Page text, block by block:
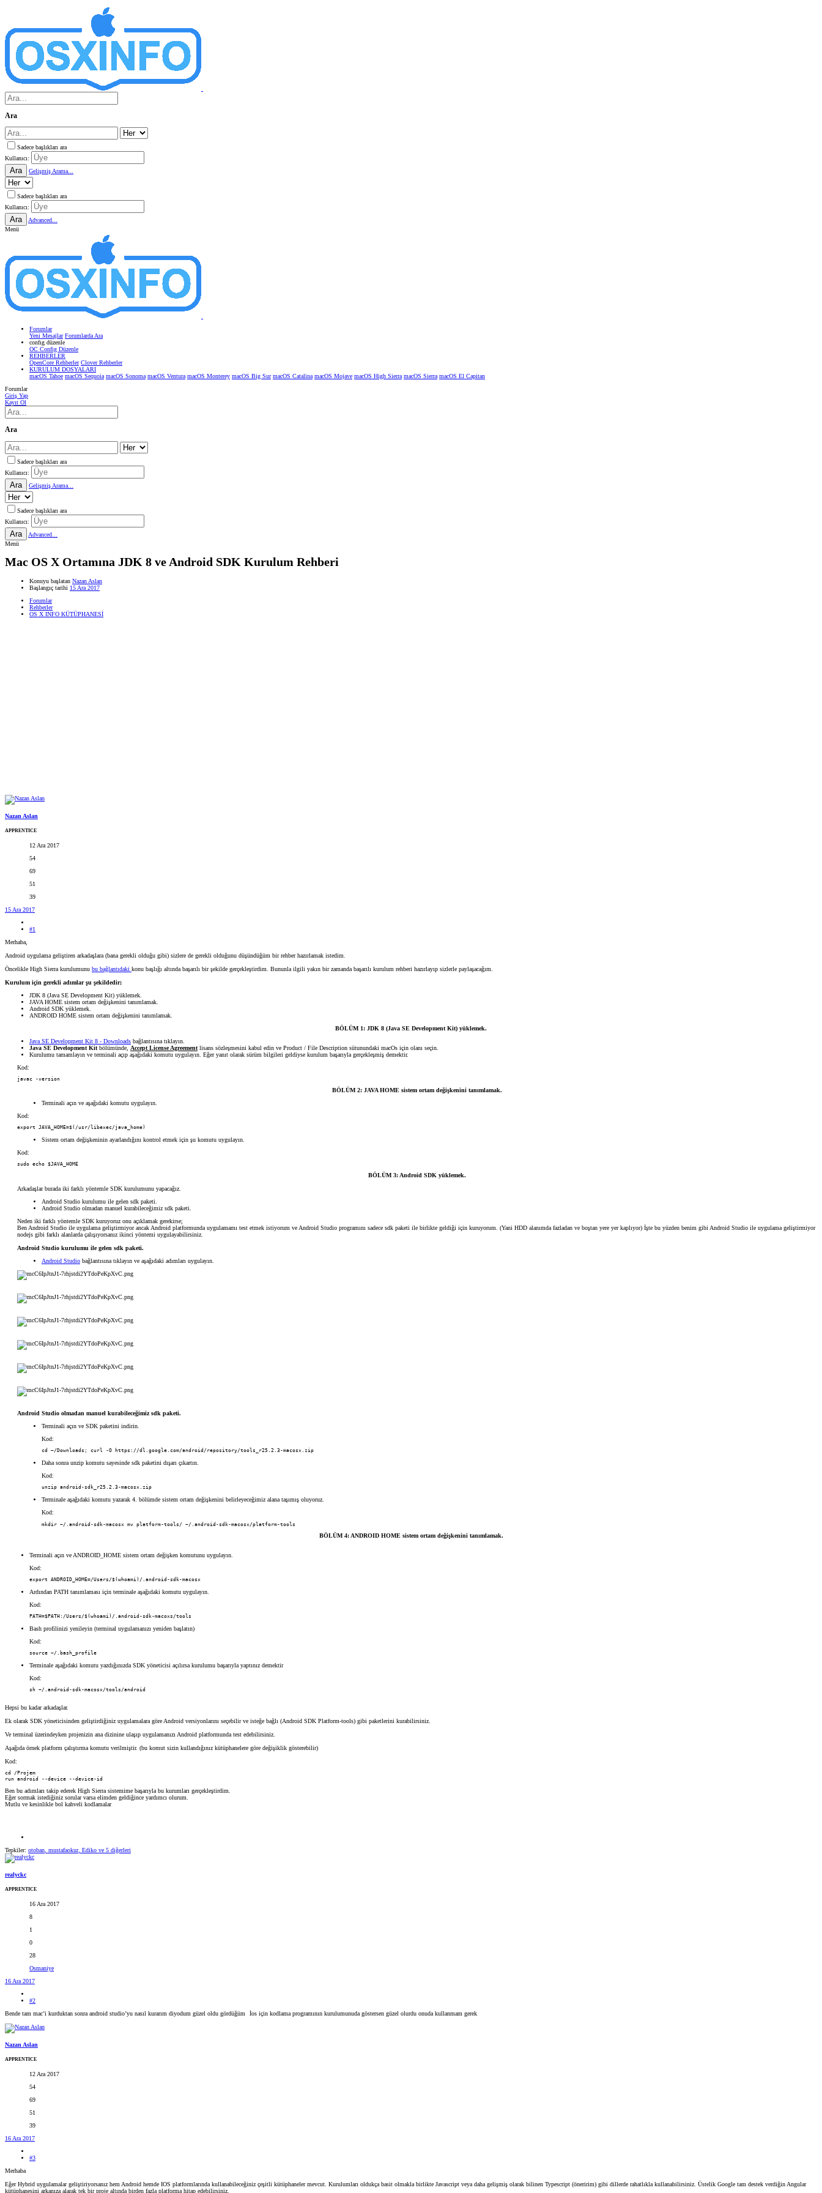
Ara
Sadece başlıkları ara
Kullanıcı:
Ara Gelişmiş Arama...
Sadece başlıkları ara
Kullanıcı:
Ara
Advanced...
Menü
Forumlar
Yeni Mesajlar Forumlarda Ara
confıg düzenle
OC Config Düzenle
REHBERLER
OpenCore Rehberler Clover Rehberler
KURULUM DOSYALARI
macOS Tahoe macOS Sequoia macOS Sonoma macOS Ventura macOS Monterey macOS Big Sur macOS Catalina macOS Mojave macOS High Sierra macOS Sierra macOS El Capitan
Forumlar
Giriş Yap
Kayıt Ol
Ara
Sadece başlıkları ara
Kullanıcı:
Ara Gelişmiş Arama...
Sadece başlıkları ara
Kullanıcı:
Ara
Advanced...
Menü
Mac OS X Ortamına JDK 8 ve Android SDK Kurulum Rehberi
Konuyu başlatan Nazan Aslan
Başlangıç tarihi 15 Ara 2017
Forumlar
Rehberler
OS X INFO KÜTÜPHANESİ
Nazan Aslan
APPRENTICE
12 Ara 2017
54
69
51
39
15 Ara 2017
#1
Merhaba,
Android uygulama geliştiren arkadaşlara (bana gerekli olduğu gibi) sizlere de gerekli olduğunu düşündüğüm bir rehber hazırlamak istedim.
Öncelikle High Sierra kurulumunu bu bağlantıdaki konu başlığı altında başarılı bir şekilde gerçekleştirdim. Bununla ilgili yakın bir zamanda başarılı kurulum rehberi hazırlayıp sizlerle paylaşacağım.
Kurulum için gerekli adımlar şu şekildedir;
JDK 8 (Java SE Development Kit) yüklemek.
JAVA HOME sistem ortam değişkenini tanımlamak.
Android SDK yüklemek.
ANDROID HOME sistem ortam değişkenini tanımlamak.
BÖLÜM 1: JDK 8 (Java SE Development Kit) yüklemek.
Java SE Development Kit 8 - Downloads bağlantısına tıklayın.
Java SE Development Kit bölümünde, Accept License Agreement lisans sözleşmesini kabul edin ve Product / File Description sütunundaki macOs için olanı seçin.
Kurulumu tamamlayın ve terminali açıp aşağıdaki komutu uygulayın. Eğer yanıt olarak sürüm bilgileri geldiyse kurulum başarıyla gerçekleşmiş demektir.
Kod:
javac -version
BÖLÜM 2: JAVA HOME sistem ortam değişkenini tanımlamak.
Terminali açın ve aşağıdaki komutu uygulayın.
Kod:
export JAVA_HOME=$(/usr/libexec/java_home)
Sistem ortam değişkeninin ayarlandığını kontrol etmek için şu komutu uygulayın.
Kod:
sudo echo $JAVA_HOME
BÖLÜM 3: Android SDK yüklemek.
Arkadaşlar burada iki farklı yöntemle SDK kurulumunu yapacağız.
Android Studio kurulumu ile gelen sdk paketi.
Android Studio olmadan manuel kurabileceğimiz sdk paketi.
Neden iki farklı yöntemle SDK kuruyoruz onu açıklamak gerekirse;
Ben Android Studio ile uygulama geliştirmiyor ancak Android platformunda uygulamamı test etmek istiyorum ve Android Studio programını sadece sdk paketi ile birlikte geldiği için kuruyorum. (Yani HDD alanımda fazladan ve boştan yere yer kaplıyor) İşte bu yüzden benim gibi Android Studio ile uygulama geliştirmiyor
nodejs gibi farklı alanlarda çalışıyorsanız ikinci yöntemi uygulayabilirsiniz.​
Android Studio kurulumu ile gelen sdk paketi.
Android Studio bağlantısına tıklayın ve aşağıdaki adımları uygulayın.
Android Studio olmadan manuel kurabileceğimiz sdk paketi.
Terminali açın ve SDK paketini indirin.
Kod:
cd ~/Downloads; curl -O https://dl.google.com/android/repository/tools_r25.2.3-macosx.zip
Daha sonra unzip komutu sayesinde sdk paketini dışarı çıkartın.
Kod:
unzip android-sdk_r25.2.3-macosx.zip
Terminale aşağıdaki komutu yazarak 4. bölümde sistem ortam değişkenini belirleyeceğimiz alana taşımış oluyoruz.
Kod:
mkdir ~/.android-sdk-macosx mv platform-tools/ ~/.android-sdk-macosx/platform-tools
BÖLÜM 4: ANDROID HOME sistem ortam değişkenini tanımlamak.
Terminali açın ve ANDROID_HOME sistem ortam değişken komutunu uygulayın.
Kod:
export ANDROID_HOME=/Users/$(whoami)/.android-sdk-macosx
Ardından PATH tanımlaması için terminale aşağıdaki komutu uygulayın.
Kod:
PATH=$PATH:/Users/$(whoami)/.android-sdk-macoxs/tools
Bash profilinizi yenileyin (terminal uygulamanızı yeniden başlatın)
Kod:
source ~/.bash_profile
Terminale aşağıdaki komutu yazdığınızda SDK yöneticisi açılırsa kurulumu başarıyla yaptınız demektir
Kod:
sh ~/.android-sdk-macosx/tools/android
Hepsi bu kadar arkadaşlar.
Ek olarak SDK yöneticisinden geliştirdiğiniz uygulamalara göre Android versiyonlarını seçebilir ve isteğe bağlı (Android SDK Platform-tools) gibi paketlerini kurabilirsiniz.
Ve terminal üzerindeyken projenizin ana dizinine ulaşıp uygulamanızı Android platformunda test edebilirsiniz.
Aşağıda örnek platform çalıştırma komutu verilmiştir. (bu komut sizin kullandığınız kütüphanelere göre değişiklik gösterebilir)
Kod:
cd /Projem
run android --device --device-id
Ben bu adımları takip ederek High Sierra sistemime başarıyla bu kurumları gerçekleştirdim.
Eğer sormak istediğiniz sorular varsa elimden geldiğince yardımcı olurum.
Mutlu ve kesinlikle bol kahveli kodlamalar
Tepkiler: otoban mustafaokur, Ediko ve 5 diğerleri
realyckc
APPRENTICE
16 Ara 2017
8
1
0
28
Osmaniye
16 Ara 2017
#2
Bende tam mac’i kurduktan sonra android studio’yu nasıl kurarım diyodum güzel oldu gördüğüm
İos için kodlama programının kurulumunuda göstersen güzel olurdu onuda kullanmam gerek
Nazan Aslan
APPRENTICE
12 Ara 2017
54
69
51
39
16 Ara 2017
#3
Merhaba
Eğer Hybrid uygulamalar geliştiriyorsanız hem Android hemde IOS platformlarında kullanabileceğiniz çeşitli kütüphaneler mevcut. Kurulumları oldukça basit olmakla birlikte Javascript veya daha gelişmiş olarak bilinen Typescript (öneririm) gibi dillerde rahatlıkla kullanabilirsiniz. Üstelik Google tam destek verdiğin Angular
kütüphanesini arkanıza alarak tek bir proje altında birden fazla platforma hitap edebilirsiniz.